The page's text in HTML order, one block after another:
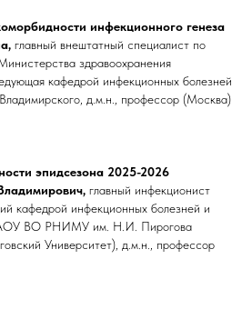
инфекционного генеза
главный внештатный специалист по
здравоохранения
кафедрой инфекционных болезней
д.м.н., профессор (Москва)
эпидсезона 2025-2026
главный инфекционист
кафедрой инфекционных болезней и
ВО РНИМУ им. Н.И. Пирогова
Университет), д.м.н., профессор